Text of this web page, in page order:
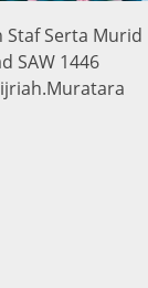
Staf Serta Murid
SAW 1446